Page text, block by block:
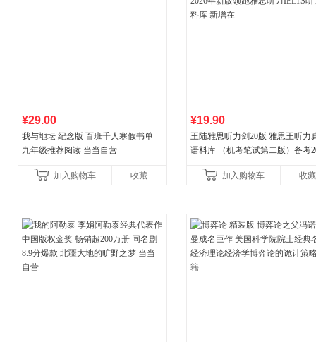
¥29.00
我与地坛 纪念版 百班千人寒假书单
九年级推荐阅读 当当自营
加入购物车 收藏
¥19.90
王陆雅思听力剑20版 雅思王听力
语料库 （机考笔试第二版）备考
新增在
加入购物车 收藏